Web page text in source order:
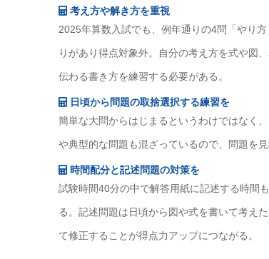
考え方や解き方を重視
2025年算数入試でも、例年通りの4問「やり
りがあり得点対象外。自分の考え方を式や図
伝わる書き方を練習する必要がある。
日頃から問題の取捨選択する練習を
簡単な大問からはじまるというわけではなく
や典型的な問題も混ざっているので、問題を
時間配分と記述問題の対策を
試験時間40分の中で解答用紙に記述する時間
る。記述問題は日頃から図や式を書いて考え
て修正することが得点力アップにつながる。